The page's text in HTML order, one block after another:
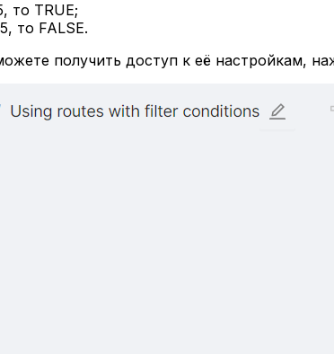
то TRUE;
то FALSE.
получить доступ к её настройкам,